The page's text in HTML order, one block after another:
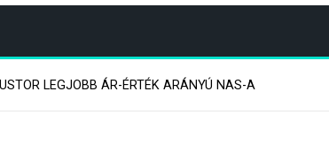
LEGJOBB ÁR-ÉRTÉK ARÁNYÚ NAS-A